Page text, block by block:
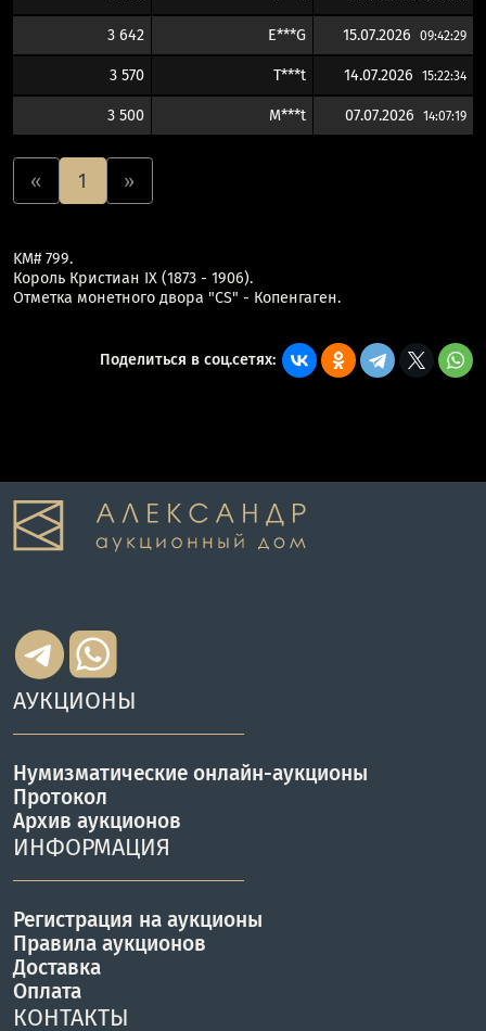
3 642 E***G 15.07.2026 09:42:29
3 570 T***t 14.07.2026 15:22:34
3 500 M***t 07.07.2026 14:07:19
« 1 »
KM# 799.
Король Кристиан IX (1873 - 1906).
Отметка монетного двора "CS" - Копенгаген.
Поделиться в соц.сетях:
АУКЦИОНЫ
Нумизматические онлайн-аукционы
Протокол
Архив аукционов
ИНФОРМАЦИЯ
Регистрация на аукционы
Правила аукционов
Доставка
Оплата
КОНТАКТЫ